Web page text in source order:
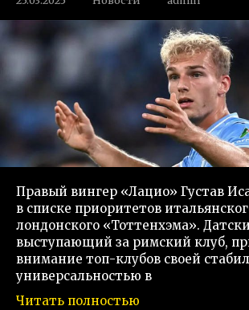
Правый вингер «Лацио» Густав
в списке приоритетов
лондонского «Тоттенхэма».
выступающий за римский клуб,
внимание топ-клубов своей
универсальностью в
Читать полностью